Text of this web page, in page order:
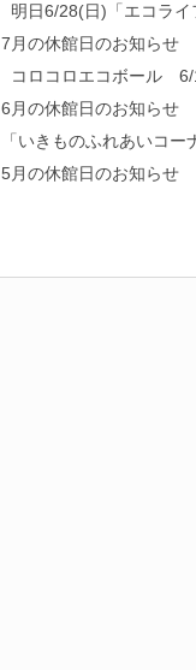
明日6/28(日)「エコラ
7月の休館日のお知らせ
コロコロエコボール 6/
6月の休館日のお知らせ
「いきものふれあいコ
5月の休館日のお知らせ